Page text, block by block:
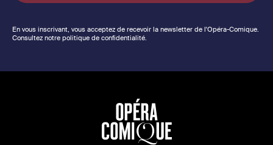
En vous inscrivant, vous acceptez de recevoir la newsletter de l'Opéra-Comique.
Consultez notre politique de confidentialité.